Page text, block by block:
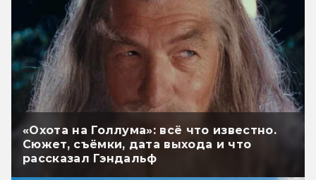
«Охота на Голлума»: всё что известно.
Сюжет, съёмки, дата выхода и что
рассказал Гэндальф